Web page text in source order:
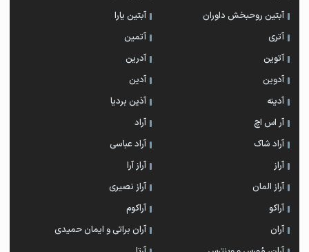
آبتین روحبخش داوران
آبتین یارا
آتری
آتمین
آتوین
آدرین
آدوین
آدین
آدینه
آذین بردیا
آر اس اچ
آراد
آراد شاک
آراد عباسی
آراز
آراز آرا
آراز المان
آراز نصیری
آراکو
آراکوم
آران
آران براتی و ایمان حمیدی